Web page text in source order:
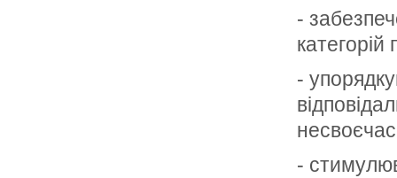
-
категорій
-
-